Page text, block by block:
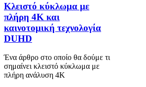
Κλειστό κύκλωμα με
πλήρη 4Κ και
καινοτομική τεχνολογία
DUHD
Ένα άρθρο στο οποίο θα δούμε τι
σημαίνει κλειστό κύκλωμα με
πλήρη ανάλυση 4Κ